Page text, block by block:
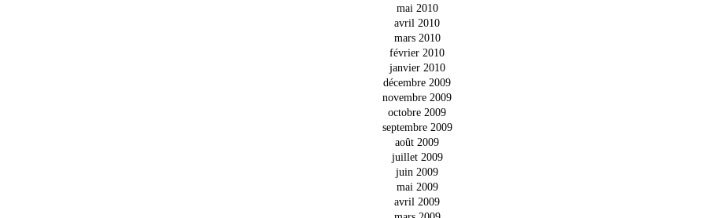
mai 2010
avril 2010
mars 2010
février 2010
janvier 2010
décembre 2009
novembre 2009
octobre 2009
septembre 2009
août 2009
juillet 2009
juin 2009
mai 2009
avril 2009